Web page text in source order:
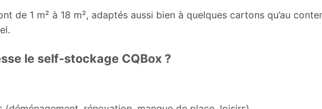
de 1 m² à 18 m², adaptés aussi bien à quelques cartons qu’au
le self-stockage CQBox ?